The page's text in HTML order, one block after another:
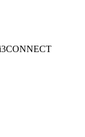
i3CONNECT